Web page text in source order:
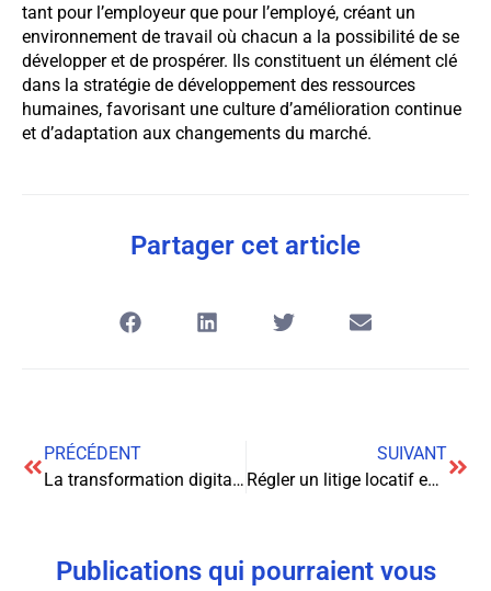
tant pour l’employeur que pour l’employé, créant un
environnement de travail où chacun a la possibilité de se
développer et de prospérer. Ils constituent un élément clé
dans la stratégie de développement des ressources
humaines, favorisant une culture d’amélioration continue
et d’adaptation aux changements du marché.
Partager cet article
PRÉCÉDENT
La transformation digitale au service des cabinets juridiques : l’ère du logiciel d’avocat
SUIVANT
Régler un litige locatif en France : conseils d’un avocat
Publications qui pourraient vous